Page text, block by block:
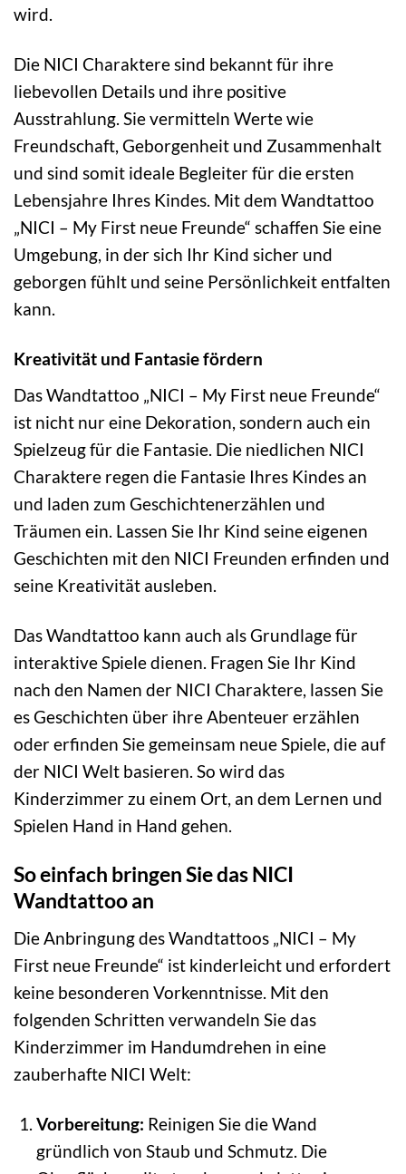
wird.
Die NICI Charaktere sind bekannt für ihre
liebevollen Details und ihre positive
Ausstrahlung. Sie vermitteln Werte wie
Freundschaft, Geborgenheit und Zusammenhalt
und sind somit ideale Begleiter für die ersten
Lebensjahre Ihres Kindes. Mit dem Wandtattoo
„NICI – My First neue Freunde“ schaffen Sie eine
Umgebung, in der sich Ihr Kind sicher und
geborgen fühlt und seine Persönlichkeit entfalten
kann.
Kreativität und Fantasie fördern
Das Wandtattoo „NICI – My First neue Freunde“
ist nicht nur eine Dekoration, sondern auch ein
Spielzeug für die Fantasie. Die niedlichen NICI
Charaktere regen die Fantasie Ihres Kindes an
und laden zum Geschichtenerzählen und
Träumen ein. Lassen Sie Ihr Kind seine eigenen
Geschichten mit den NICI Freunden erfinden und
seine Kreativität ausleben.
Das Wandtattoo kann auch als Grundlage für
interaktive Spiele dienen. Fragen Sie Ihr Kind
nach den Namen der NICI Charaktere, lassen Sie
es Geschichten über ihre Abenteuer erzählen
oder erfinden Sie gemeinsam neue Spiele, die auf
der NICI Welt basieren. So wird das
Kinderzimmer zu einem Ort, an dem Lernen und
Spielen Hand in Hand gehen.
So einfach bringen Sie das NICI
Wandtattoo an
Die Anbringung des Wandtattoos „NICI – My
First neue Freunde“ ist kinderleicht und erfordert
keine besonderen Vorkenntnisse. Mit den
folgenden Schritten verwandeln Sie das
Kinderzimmer im Handumdrehen in eine
zauberhafte NICI Welt:
Vorbereitung: Reinigen Sie die Wand
gründlich von Staub und Schmutz. Die